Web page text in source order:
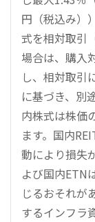
円（税込み）
式を相対取引
場合は、購入
し、相対取引
に基づき、別
内株式は株価
ます。国内
動により損失
よび国内ETN
じるおそれが
するインフラ